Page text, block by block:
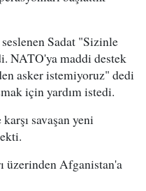
Sadat "Sizinle
NATO'ya maddi destek
asker istemiyoruz" dedi
için yardım istedi.
savaşan yeni
üzerinden Afganistan'a